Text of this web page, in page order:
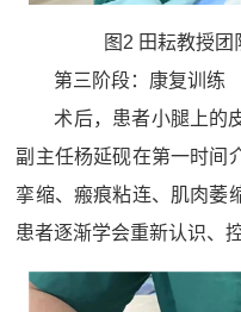
图2 田耘教授
第三阶段：康复训练
术后，患者小腿上的
副主任杨延砚在第一时间
挛缩、瘢痕粘连、肌肉萎
患者逐渐学会重新认识、